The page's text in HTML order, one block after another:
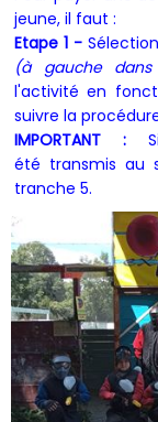
jeune, il faut :
Etape 1 -
(à gauche
l'activité en
suivre la
IMPORTANT :
été transmis au
tranche 5.